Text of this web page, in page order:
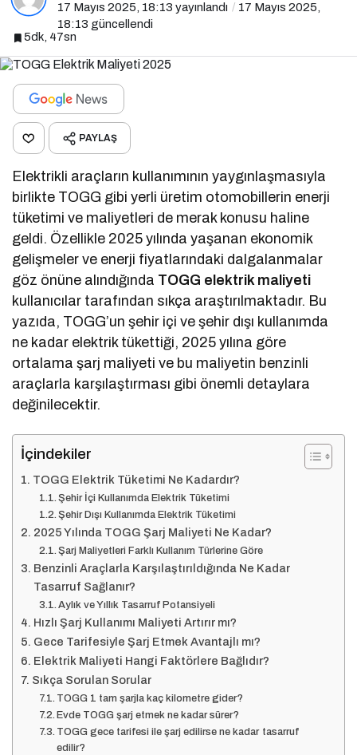
17 Mayıs 2025, 18:13 yayınlandı
17 Mayıs 2025,
18:13 güncellendi
5dk, 47sn
PAYLAŞ
Elektrikli araçların kullanımının yaygınlaşmasıyla
birlikte TOGG gibi yerli üretim otomobillerin enerji
tüketimi ve maliyetleri de merak konusu haline
geldi. Özellikle 2025 yılında yaşanan ekonomik
gelişmeler ve enerji fiyatlarındaki dalgalanmalar
göz önüne alındığında TOGG elektrik maliyeti
kullanıcılar tarafından sıkça araştırılmaktadır. Bu
yazıda, TOGG’un şehir içi ve şehir dışı kullanımda
ne kadar elektrik tükettiği, 2025 yılına göre
ortalama şarj maliyeti ve bu maliyetin benzinli
araçlarla karşılaştırması gibi önemli detaylara
değinilecektir.
İçindekiler
TOGG Elektrik Tüketimi Ne Kadardır?
Şehir İçi Kullanımda Elektrik Tüketimi
Şehir Dışı Kullanımda Elektrik Tüketimi
2025 Yılında TOGG Şarj Maliyeti Ne Kadar?
Şarj Maliyetleri Farklı Kullanım Türlerine Göre
Benzinli Araçlarla Karşılaştırıldığında Ne Kadar
Tasarruf Sağlanır?
Aylık ve Yıllık Tasarruf Potansiyeli
Hızlı Şarj Kullanımı Maliyeti Artırır mı?
Gece Tarifesiyle Şarj Etmek Avantajlı mı?
Elektrik Maliyeti Hangi Faktörlere Bağlıdır?
Sıkça Sorulan Sorular
TOGG 1 tam şarjla kaç kilometre gider?
Evde TOGG şarj etmek ne kadar sürer?
TOGG gece tarifesi ile şarj edilirse ne kadar tasarruf
edilir?